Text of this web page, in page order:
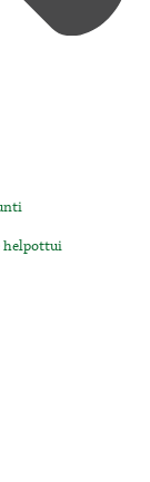
helpottui